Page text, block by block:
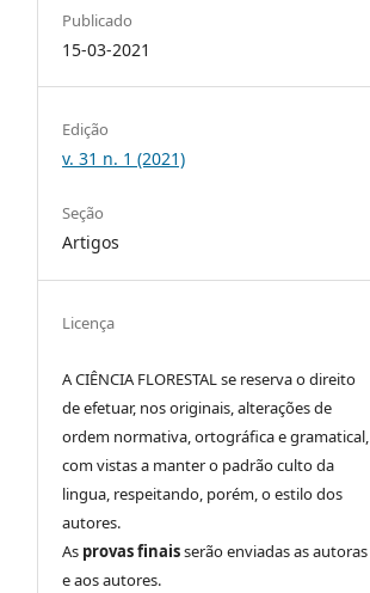
Publicado
15-03-2021
Edição
v. 31 n. 1 (2021)
Seção
Artigos
Licença
A CIÊNCIA FLORESTAL se reserva o direito
de efetuar, nos originais, alterações de
ordem normativa, ortográfica e gramatical,
com vistas a manter o padrão culto da
lingua, respeitando, porém, o estilo dos
autores.
As provas finaisserão enviadas as autoras
e aos autores.